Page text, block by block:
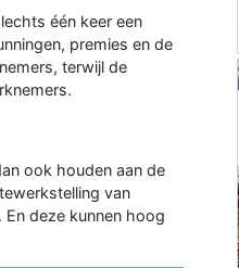
één keer een
premies en de
terwijl de
ook houden aan de
van
deze kunnen hoog